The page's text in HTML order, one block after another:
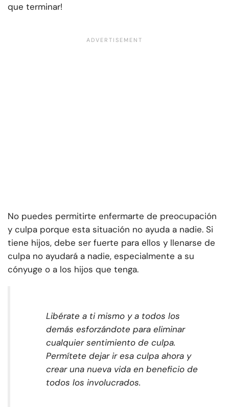
que terminar!
No puedes permitirte enfermarte de preocupación
y culpa porque esta situación no ayuda a nadie. Si
tiene hijos, debe ser fuerte para ellos y llenarse de
culpa no ayudará a nadie, especialmente a su
cónyuge o a los hijos que tenga.
Libérate a ti mismo y a todos los
demás esforzándote para eliminar
cualquier sentimiento de culpa.
Permítete dejar ir esa culpa ahora y
crear una nueva vida en beneficio de
todos los involucrados.